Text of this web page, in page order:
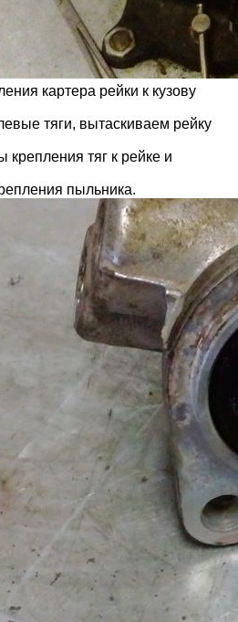
картера рейки к кузову
тяги, вытаскиваем рейку
крепления тяг к рейке и
пыльника.